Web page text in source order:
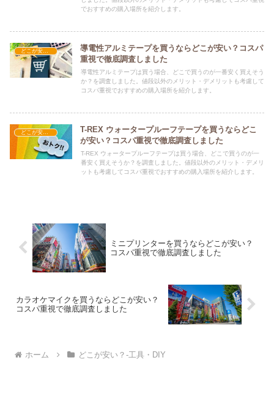
でおすすめの購入場所を紹介します。
導電性アルミテープを買うならどこが安い？コスパ
重視で徹底調査しました
導電性アルミテープは買う場合、どこで買うのが一番安く買えそう
か？を調査しました。値段以外のメリット・デメリットも考慮して
コスパ重視でおすすめの購入場所を紹介します。
T-REX ウォータープルーフテープを買うならどこ
が安い？コスパ重視で徹底調査しました
T-REX ウォータープルーフテープは買う場合、どこで買うのが一
番安く買えそうか？を調査しました。値段以外のメリット・デメリ
ットも考慮してコスパ重視でおすすめの購入場所を紹介します。
ミニプリンターを買うならどこが安い？
コスパ重視で徹底調査しました
カラオケマイクを買うならどこが安い？
コスパ重視で徹底調査しました
ホーム どこが安い？-工具・DIY